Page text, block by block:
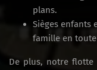
plans.
Sièges enfants
famille en
De plus, notre flotte